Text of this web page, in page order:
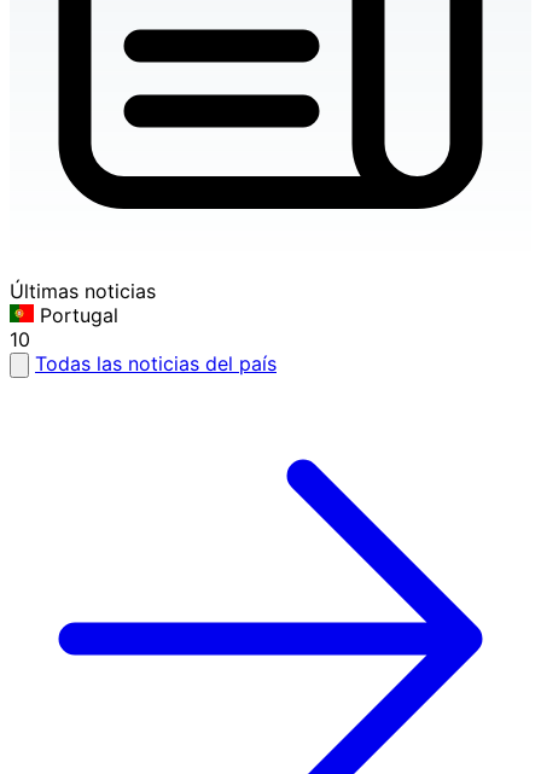
Últimas noticias
Portugal
10
Todas las noticias del país